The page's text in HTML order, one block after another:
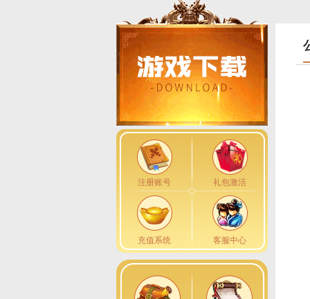
注册账号 礼包激活
充值系统 客服中心